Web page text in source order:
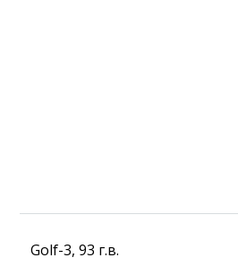
Golf-3, 93 г.в.